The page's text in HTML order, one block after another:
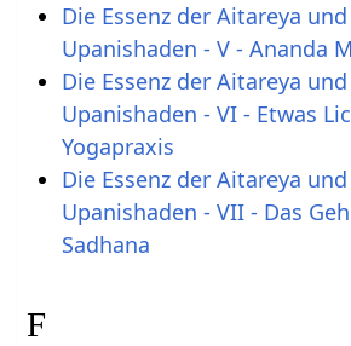
Die Essenz der Aitareya
Upanishaden - V - Ananda
Die Essenz der Aitareya
Upanishaden - VI - Etwas
Yogapraxis
Die Essenz der Aitareya
Upanishaden - VII - Das
Sadhana
F